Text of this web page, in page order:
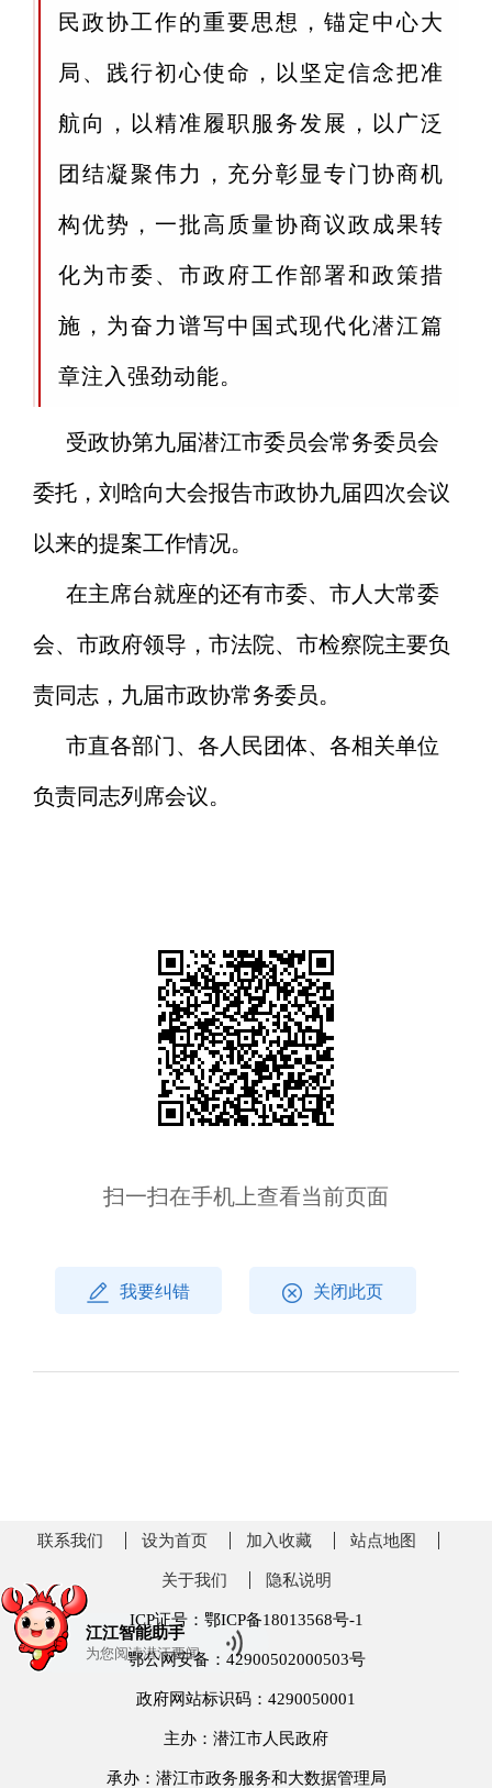
江江智能助手
为您阅读潜江要闻
民政协工作的重要思想，锚定中心大
局、践行初心使命，以坚定信念把准
航向，以精准履职服务发展，以广泛
团结凝聚伟力，充分彰显专门协商机
构优势，一批高质量协商议政成果转
化为市委、市政府工作部署和政策措
施，为奋力谱写中国式现代化潜江篇
章注入强劲动能。
受政协第九届潜江市委员会常务委员会
委托，刘晗向大会报告市政协九届四次会议
以来的提案工作情况。
在主席台就座的还有市委、市人大常委
会、市政府领导，市法院、市检察院主要负
责同志，九届市政协常务委员。
市直各部门、各人民团体、各相关单位
负责同志列席会议。
扫一扫在手机上查看当前页面
我要纠错 关闭此页
联系我们 设为首页 加入收藏 站点地图
关于我们 隐私说明
ICP证号：鄂ICP备18013568号-1
鄂公网安备：42900502000503号
政府网站标识码：4290050001
主办：潜江市人民政府
承办：潜江市政务服务和大数据管理局